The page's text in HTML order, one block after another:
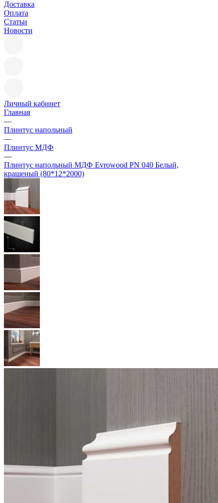
Доставка
Оплата
Статьи
Новости
Личный кабинет
Главная
—
Плинтус напольный
—
Плинтус МДФ
—
Плинтус напольный МДФ Evrowood PN 040 Белый,
крашеный (80*12*2000)